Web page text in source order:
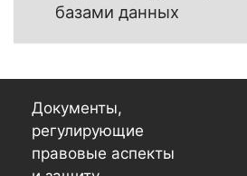
базами данных
Документы,
регулирующие
правовые аспекты